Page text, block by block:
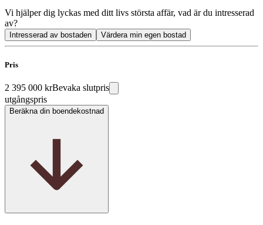
Vi hjälper dig lyckas med ditt livs största affär, vad är du intresserad
av?
Intresserad av bostaden Värdera min egen bostad
Pris
2 395 000 krBevaka slutpris
utgångspris
Beräkna din boendekostnad